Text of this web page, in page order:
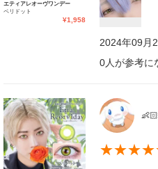
エティアレオーヴワンデー
ペリドット
¥1,958
2024年09月
0人が参考に
★★★★